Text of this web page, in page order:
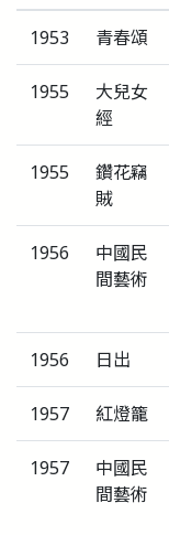
1953 青春頌
1955
大兒女
經
1955
鑽花竊
賊
1956
中國民
間藝術
1956 日出
1957 紅燈籠
1957
中國民
間藝術